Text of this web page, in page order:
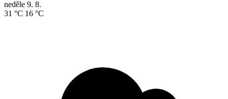
neděle 9. 8.
31 °C 16 °C